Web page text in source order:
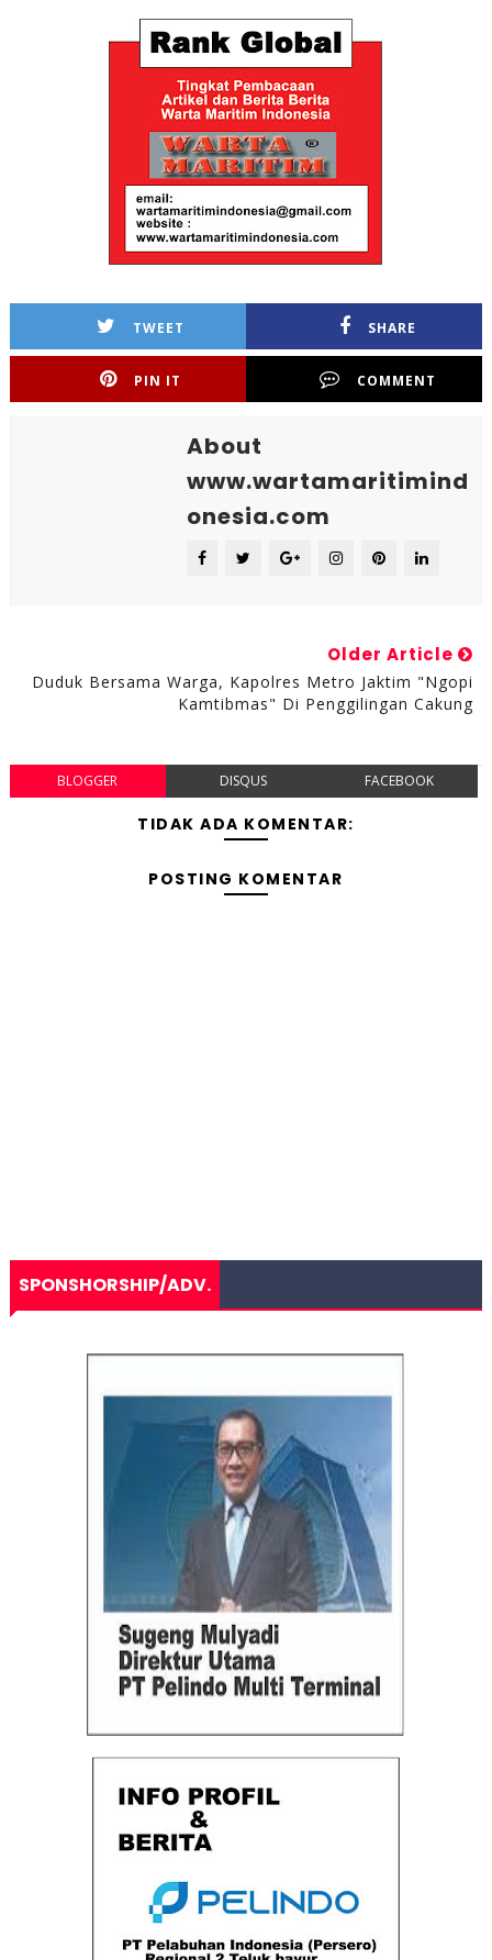
TWEET SHARE
PIN IT COMMENT
About
www.wartamaritimind
onesia.com
Older Article
Duduk Bersama Warga, Kapolres Metro Jaktim "Ngopi
Kamtibmas" Di Penggilingan Cakung
BLOGGER DISQUS FACEBOOK
TIDAK ADA KOMENTAR:
POSTING KOMENTAR
SPONSHORSHIP/ADV.